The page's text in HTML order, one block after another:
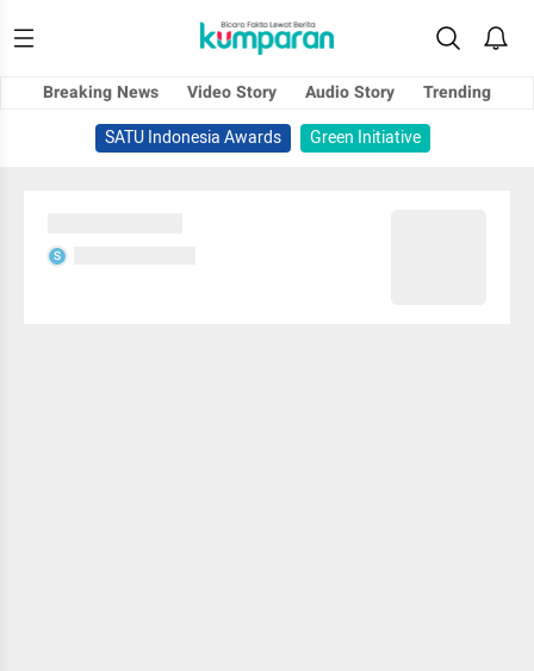
Breaking News Video Story Audio Story
Trending
SATU Indonesia Awards
Green Initiative
S